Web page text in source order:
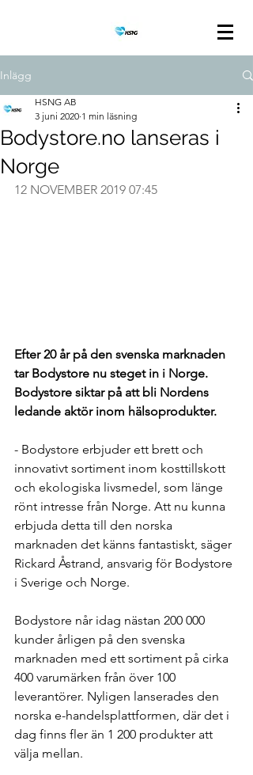
Inlägg
Bodystore.no lanseras i
Norge
HSNG AB
3 juni 2020 1 min läsning
12 NOVEMBER 2019 07:45
Efter 20 år på den svenska marknaden
tar Bodystore nu steget in i Norge.
Bodystore siktar på att bli Nordens
ledande aktör inom hälsoprodukter.
- Bodystore erbjuder ett brett och
innovativt sortiment inom kosttillskott
och ekologiska livsmedel, som länge
rönt intresse från Norge. Att nu kunna
erbjuda detta till den norska
marknaden det känns fantastiskt, säger
Rickard Åstrand, ansvarig för Bodystore
i Sverige och Norge.
Bodystore når idag nästan 200 000
kunder årligen på den svenska
marknaden med ett sortiment på cirka
400 varumärken från över 100
leverantörer. Nyligen lanserades den
norska e-handelsplattformen, där det i
dag finns fler än 1 200 produkter att
välja mellan.